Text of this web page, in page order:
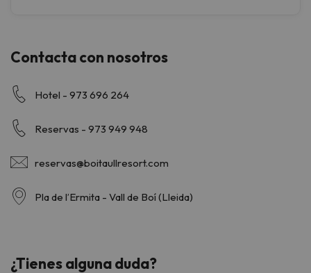
Contacta con nosotros
Hotel - 973 696 264
Reservas - 973 949 948
reservas@boitaullresort.com
Pla de l’Ermita - Vall de Boí (Lleida)
¿Tienes alguna duda?